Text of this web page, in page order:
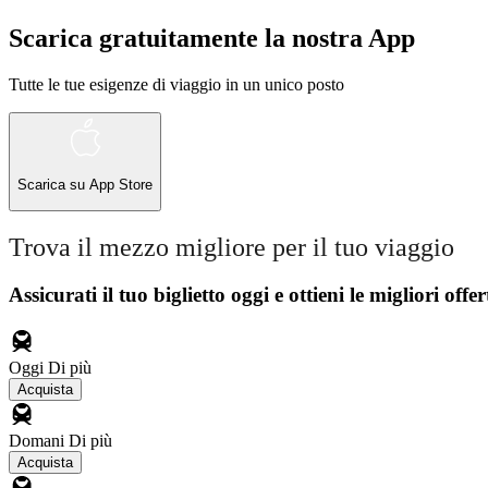
Scarica gratuitamente la nostra App
Tutte le tue esigenze di viaggio in un unico posto
Scarica su App Store
Trova il mezzo migliore per il tuo viaggio
Assicurati il ​​tuo biglietto oggi e ottieni le migliori
Oggi Di più
Acquista
Domani Di più
Acquista